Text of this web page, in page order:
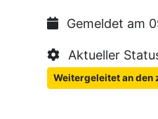
Gemeldet am
Aktueller
Weitergeleitet an den